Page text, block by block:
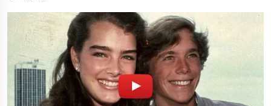
નોકરી-ધંધામાં પ્રગતિ... આ
રાશિના લોકોને ફળશે આજનો
દિવસ , જાણો તમારું રાશિફળ?